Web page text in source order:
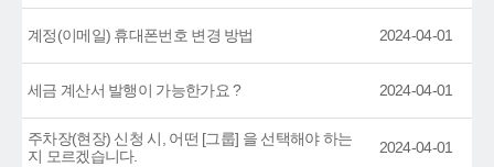
계정(이메일) 휴대폰번호 변경 방법 2024-04-01
세금 계산서 발행이 가능한가요 ? 2024-04-01
주차장(현장) 신청 시, 어떤 [그룹] 을 선택해야 하는
지 모르겠습니다.
2024-04-01